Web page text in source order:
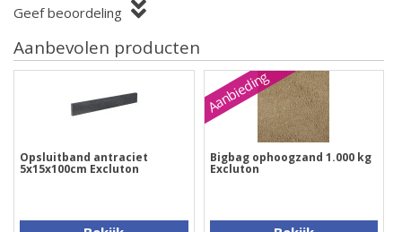
Geef beoordeling
Aanbevolen producten
Opsluitband antraciet
5x15x100cm Excluton
Aanbieding
Bigbag ophoogzand 1.000 kg
Excluton